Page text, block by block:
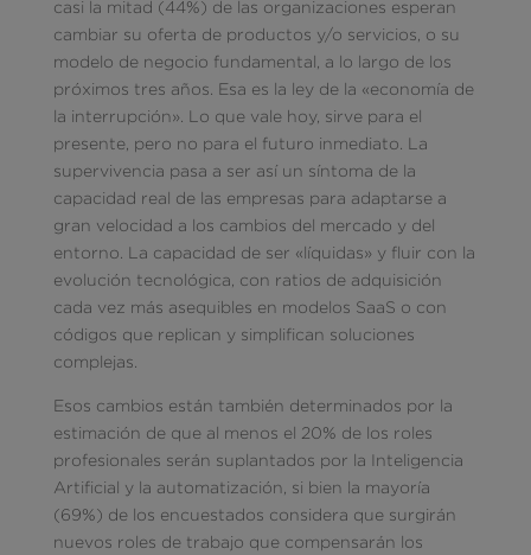
casi la mitad (44%) de las organizaciones esperan
cambiar su oferta de productos y/o servicios, o su
modelo de negocio fundamental, a lo largo de los
próximos tres años. Esa es la ley de la «economía de
la interrupción». Lo que vale hoy, sirve para el
presente, pero no para el futuro inmediato. La
supervivencia pasa a ser así un síntoma de la
capacidad real de las empresas para adaptarse a
gran velocidad a los cambios del mercado y del
entorno. La capacidad de ser «líquidas» y fluir con la
evolución tecnológica, con ratios de adquisición
cada vez más asequibles en modelos SaaS o con
códigos que replican y simplifican soluciones
complejas.
Esos cambios están también determinados por la
estimación de que al menos el 20% de los roles
profesionales serán suplantados por la Inteligencia
Artificial y la automatización, si bien la mayoría
(69%) de los encuestados considera que surgirán
nuevos roles de trabajo que compensarán los